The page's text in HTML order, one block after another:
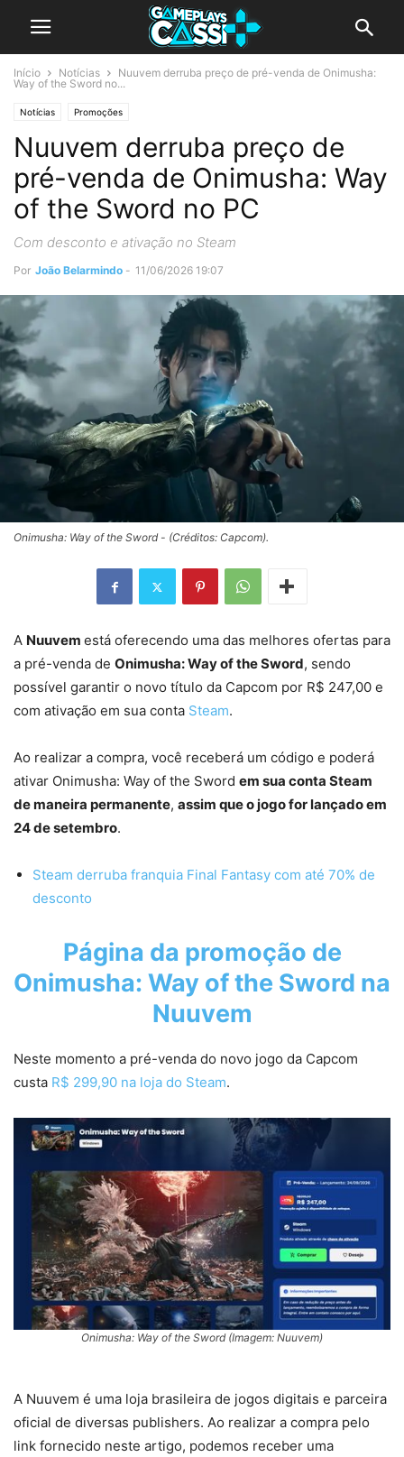
Início Notícias
Nuuvem derruba preço de pré-venda de Onimusha:
Way of the Sword no...
Notícias Promoções
Nuuvem derruba preço de
pré-venda de Onimusha: Way
of the Sword no PC
Com desconto e ativação no Steam
Por João Belarmindo - 11/06/2026 19:07
Onimusha: Way of the Sword - (Créditos: Capcom).
A Nuuvem está oferecendo uma das melhores ofertas para
a pré-venda de Onimusha: Way of the Sword, sendo
possível garantir o novo título da Capcom por R$ 247,00 e
com ativação em sua conta Steam.
Ao realizar a compra, você receberá um código e poderá
ativar Onimusha: Way of the Sword em sua conta Steam
de maneira permanente, assim que o jogo for lançado em
24 de setembro.
Steam derruba franquia Final Fantasy com até 70% de
desconto
Página da promoção de
Onimusha: Way of the Sword na
Nuuvem
Neste momento a pré-venda do novo jogo da Capcom
custa R$ 299,90 na loja do Steam.
Onimusha: Way of the Sword (Imagem: Nuuvem)
A Nuuvem é uma loja brasileira de jogos digitais e parceira
oficial de diversas publishers. Ao realizar a compra pelo
link fornecido neste artigo, podemos receber uma